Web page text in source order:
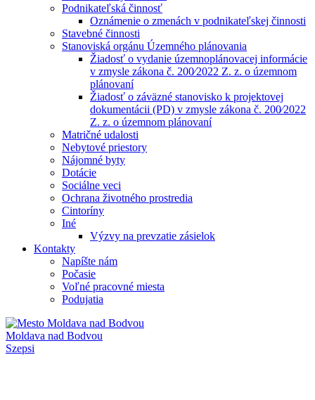
Podnikateľská činnosť
Oznámenie o zmenách v podnikateľskej činnosti
Stavebné činnosti
Stanoviská orgánu Územného plánovania
Žiadosť o vydanie územnoplánovacej informácie
v zmysle zákona č. 200⁄2022 Z. z. o územnom
plánovaní
Žiadosť o záväzné stanovisko k projektovej
dokumentácii (PD) v zmysle zákona č. 200⁄2022
Z. z. o územnom plánovaní
Matričné udalosti
Nebytové priestory
Nájomné byty
Dotácie
Sociálne veci
Ochrana životného prostredia
Cintoríny
Iné
Výzvy na prevzatie zásielok
Kontakty
Napíšte nám
Počasie
Voľné pracovné miesta
Podujatia
Moldava nad Bodvou
Szepsi